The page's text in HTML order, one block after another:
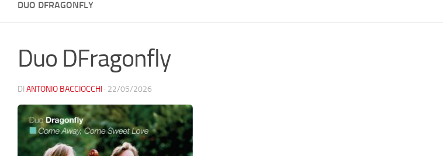
DUO DFRAGONFLY
Duo DFragonfly
DI ANTONIO BACCIOCCHI · 22/05/2026